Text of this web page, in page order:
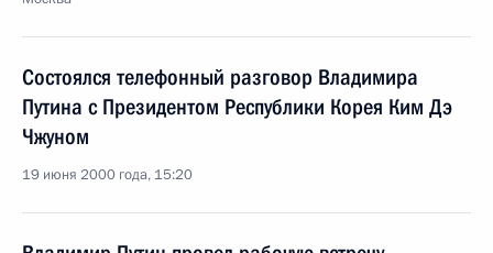
Состоялся телефонный разговор Владимира
Путина с Президентом Республики Корея Ким Дэ
Чжуном
19 июня 2000 года, 15:20